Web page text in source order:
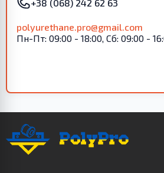
+38 (068) 242 62 63
polyurethane.pro@gmail.com
Пн-Пт: 09:00 - 18:00, Сб: 09:00 -